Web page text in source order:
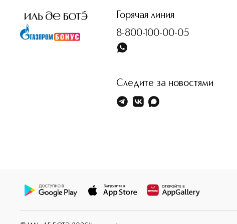
Горячая линия
8-800-100-00-05
Следите за новостями